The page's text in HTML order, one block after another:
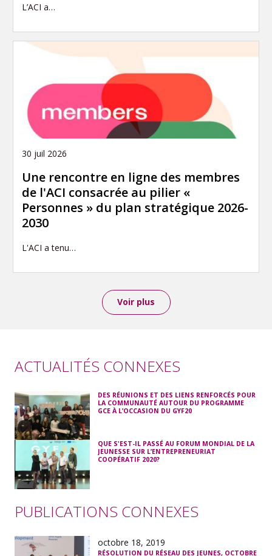
L’ACI a…
30 juil 2026
Une rencontre en ligne des membres
de l'ACI consacrée au pilier «
Personnes » du plan stratégique 2026-
2030
L'ACI a tenu…
Voir plus
ACTUALITÉS CONNEXES
DES RÉUNIONS ET DES LIENS RENFORCÉS POUR
LA COMMUNAUTÉ AUTOUR DU PROGRAMME
GCE À L’OCCASION DU GYF20
QUE S'EST-IL PASSÉ AU FORUM MONDIAL DE LA
JEUNESSE SUR L’ENTREPRENEURIAT
COOPÉRATIF 2020?
PUBLICATIONS CONNEXES
octobre 18, 2019
RÉSOLUTION DU RÉSEAU DES JEUNES, OCTOBRE